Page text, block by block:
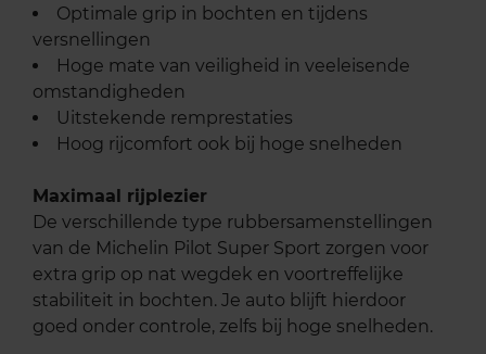
Optimale grip in bochten en tijdens
versnellingen
Hoge mate van veiligheid in veeleisende
omstandigheden
Uitstekende remprestaties
Hoog rijcomfort ook bij hoge snelheden
Maximaal rijplezier
De verschillende type rubbersamenstellingen
van de Michelin Pilot Super Sport zorgen voor
extra grip op nat wegdek en voortreffelijke
stabiliteit in bochten. Je auto blijft hierdoor
goed onder controle, zelfs bij hoge snelheden.